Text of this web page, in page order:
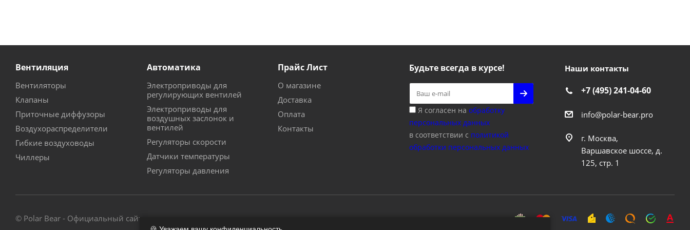
Вентиляция
Вентиляторы
Клапаны
Приточные диффузоры
Воздухораспределители
Гибкие воздуховоды
Чиллеры
Автоматика
Электроприводы для
регулирующих вентилей
Электроприводы для
воздушных заслонок и
вентилей
Регуляторы скорости
Датчики температуры
Регуляторы давления
Прайс Лист
О магазине
Доставка
Оплата
Контакты
Будьте всегда в курсе!
Я согласен на обработку
персональных данных
в соответствии с политикой
обработки персональных данных
Наши контакты
+7 (495) 241-04-60
info@polar-bear.pro
г. Москва,
Варшавское шоссе, д.
125, стр. 1
© Polar Bear - Официальный сайт - магазин